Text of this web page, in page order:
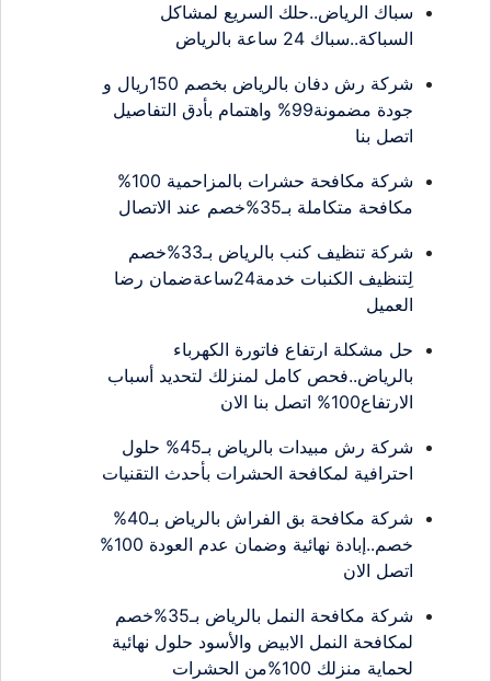
سباك الرياض..حلك السريع لمشاكل
السباكة..سباك 24 ساعة بالرياض
شركة رش دفان بالرياض بخصم 150ريال و
جودة مضمونة99% واهتمام بأدق التفاصيل
اتصل بنا
شركة مكافحة حشرات بالمزاحمية 100%
مكافحة متكاملة بـ35%خصم عند الاتصال
شركة تنظيف كنب بالرياض بـ33%خصم
لِتنظيف الكنبات خدمة24ساعةضمان رضا
العميل
حل مشكلة ارتفاع فاتورة الكهرباء
بالرياض..فحص كامل لمنزلك لتحديد أسباب
الارتفاع100% اتصل بنا الان
شركة رش مبيدات بالرياض بـ45% حلول
احترافية لمكافحة الحشرات بأحدث التقنيات
شركة مكافحة بق الفراش بالرياض بـ40%
خصم..إبادة نهائية وضمان عدم العودة 100%
اتصل الان
شركة مكافحة النمل بالرياض بـ35%خصم
لمكافحة النمل الابيض والأسود حلول نهائية
لحماية منزلك 100%من الحشرات